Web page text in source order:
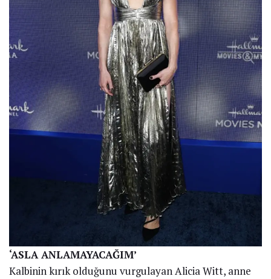
‘ASLA ANLAMAYACAĞIM’
Kalbinin kırık olduğunu vurgulayan Alicia Witt, anne